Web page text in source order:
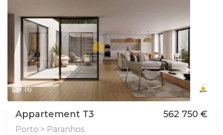
16
Appartement T3 562 750 €
Porto > Paranhos